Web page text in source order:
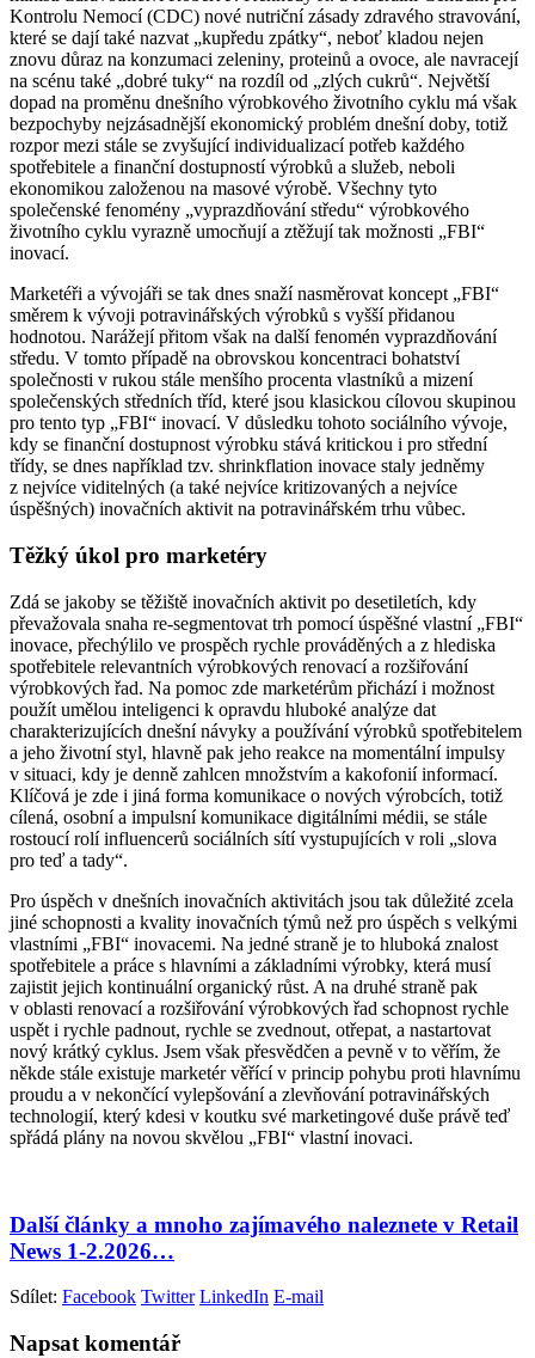
Kontrolu Nemocí (CDC) nové nutriční zásady zdravého stravování,
které se dají také nazvat „kupředu zpátky“, neboť kladou nejen
znovu důraz na konzumaci zeleniny, proteinů a ovoce, ale navracejí
na scénu také „dobré tuky“ na rozdíl od „zlých cukrů“. Největší
dopad na proměnu dnešního výrobkového životního cyklu má však
bezpochyby nejzásadnější ekonomický problém dnešní doby, totiž
rozpor mezi stále se zvyšující individualizací potřeb každého
spotřebitele a finanční dostupností výrobků a služeb, neboli
ekonomikou založenou na masové výrobě. Všechny tyto
společenské fenomény „vyprazdňování středu“ výrobkového
životního cyklu vyrazně umocňují a ztěžují tak možnosti „FBI“
inovací.
Marketéři a vývojáři se tak dnes snaží nasměrovat koncept „FBI“
směrem k vývoji potravinářských výrobků s vyšší přidanou
hodnotou. Narážejí přitom však na další fenomén vyprazdňování
středu. V tomto případě na obrovskou koncentraci bohatství
společnosti v rukou stále menšího procenta vlastníků a mizení
společenských středních tříd, které jsou klasickou cílovou skupinou
pro tento typ „FBI“ inovací. V důsledku tohoto sociálního vývoje,
kdy se finanční dostupnost výrobku stává kritickou i pro střední
třídy, se dnes například tzv. shrinkflation inovace staly jedněmy
z nejvíce viditelných (a také nejvíce kritizovaných a nejvíce
úspěšných) inovačních aktivit na potravinářském trhu vůbec.
Těžký úkol pro marketéry
Zdá se jakoby se těžiště inovačních aktivit po desetiletích, kdy
převažovala snaha re-segmentovat trh pomocí úspěšné vlastní „FBI“
inovace, přechýlilo ve prospěch rychle prováděných a z hlediska
spotřebitele relevantních výrobkových renovací a rozšiřování
výrobkových řad. Na pomoc zde marketérům přichází i možnost
použít umělou inteligenci k opravdu hluboké analýze dat
charakterizujících dnešní návyky a používání výrobků spotřebitelem
a jeho životní styl, hlavně pak jeho reakce na momentální impulsy
v situaci, kdy je denně zahlcen množstvím a kakofonií informací.
Klíčová je zde i jiná forma komunikace o nových výrobcích, totiž
cílená, osobní a impulsní komunikace digitálními médii, se stále
rostoucí rolí influencerů sociálních sítí vystupujících v roli „slova
pro teď a tady“.
Pro úspěch v dnešních inovačních aktivitách jsou tak důležité zcela
jiné schopnosti a kvality inovačních týmů než pro úspěch s velkými
vlastními „FBI“ inovacemi. Na jedné straně je to hluboká znalost
spotřebitele a práce s hlavními a základními výrobky, která musí
zajistit jejich kontinuální organický růst. A na druhé straně pak
v oblasti renovací a rozšiřování výrobkových řad schopnost rychle
uspět i rychle padnout, rychle se zvednout, otřepat, a nastartovat
nový krátký cyklus. Jsem však přesvědčen a pevně v to věřím, že
někde stále existuje marketér věřící v princip pohybu proti hlavnímu
proudu a v nekončící vylepšování a zlevňování potravinářských
technologií, který kdesi v koutku své marketingové duše právě teď
spřádá plány na novou skvělou „FBI“ vlastní inovaci.
Další články a mnoho zajímavého naleznete v Retail
News 1-2.2026…
Sdílet: Facebook Twitter LinkedIn E-mail
Napsat komentář